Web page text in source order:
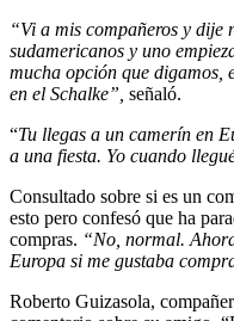
“Vi a mis compañeros y dije
sudamericanos y uno
mucha opción que digamos,
en el Schalke”, señaló.
“Tu llegas a un camerín en
a una fiesta. Yo cuando
Consultado sobre si es un
esto pero confesó que ha
compras. “No, normal.
Europa si me gustaba
Roberto Guizasola,